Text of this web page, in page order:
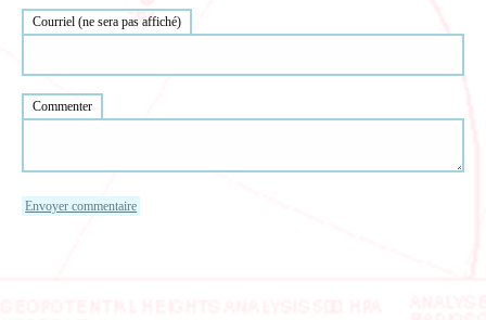
Courriel (ne sera pas affiché)
Commenter